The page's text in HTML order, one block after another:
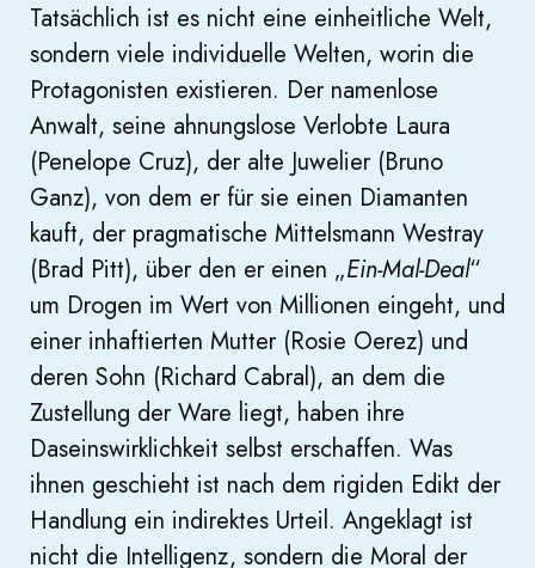
Tatsächlich ist es nicht eine einheitliche Welt,
sondern viele individuelle Welten, worin die
Protagonisten existieren. Der namenlose
Anwalt, seine ahnungslose Verlobte Laura
(Penelope Cruz), der alte Juwelier (Bruno
Ganz), von dem er für sie einen Diamanten
kauft, der pragmatische Mittelsmann Westray
(Brad Pitt), über den er einen „Ein-Mal-Deal“
um Drogen im Wert von Millionen eingeht, und
einer inhaftierten Mutter (Rosie Oerez) und
deren Sohn (Richard Cabral), an dem die
Zustellung der Ware liegt, haben ihre
Daseinswirklichkeit selbst erschaffen. Was
ihnen geschieht ist nach dem rigiden Edikt der
Handlung ein indirektes Urteil. Angeklagt ist
nicht die Intelligenz, sondern die Moral der